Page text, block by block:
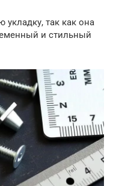
так как она
и стильный